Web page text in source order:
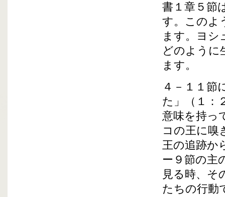
書１章５節
す。このよ
ます。ヨシ
どのように
ます。
４－１１節
た」（１：
意味を持っ
コの王に嗅
王の追跡か
ー９節の主
見る時、そ
たちの行動